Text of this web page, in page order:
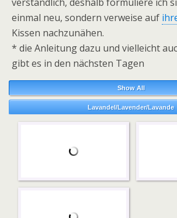
einmal neu, sondern verweise auf
Kissen nachzunähen.
* die Anleitung dazu und vielleicht
gibt es in den nächsten Tagen
Show All
Lavandel/Lavender/Lavande